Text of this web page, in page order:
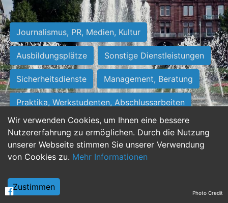
Wir verwenden Cookies, um Ihnen eine bessere
Nutzererfahrung zu ermöglichen. Durch die Nutzung
unserer Webseite stimmen Sie unserer Verwendung
von Cookies zu. Mehr Informationen
Zustimmen
Journalismus, PR, Medien, Kultur
Ausbildungsplätze Sonstige Dienstleistungen
Sicherheitsdienste Management, Beratung
Praktika, Werkstudenten, Abschlussarbeiten
Personalwesen Assistenz, Sekretariat
Hilfskräfte, Aushilfs- und Nebenjobs
Weiterbildung, Studium, duale Ausbildung Photo Credit